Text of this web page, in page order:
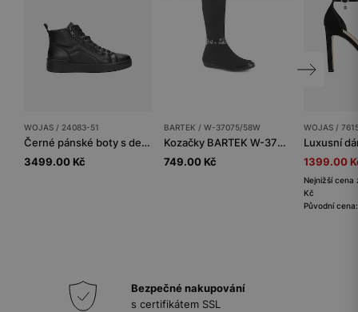
WOJAS / 24083-51
Černé pánské boty s dekorativním zipem na boku
3499.00 Kč
BARTEK / W-37075/58W
Kozačky BARTEK W-37075/58W, pro dívky, černé
749.00 Kč
WOJAS /
1399.00
Nejnižší cena
Kč
Původní
Bezpečné nakupování
s certifikátem SSL